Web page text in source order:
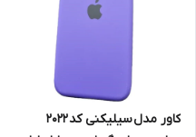
کاور مدل سیلیکنی کد 2022